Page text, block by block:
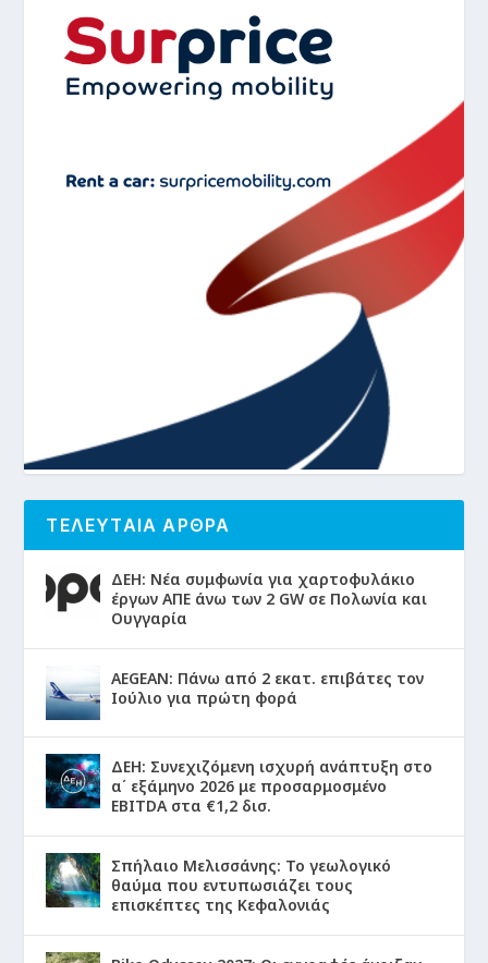
ΤΕΛΕΥΤΑΙΑ ΑΡΘΡΑ
ΔΕΗ: Νέα συμφωνία για χαρτοφυλάκιο
έργων ΑΠΕ άνω των 2 GW σε Πολωνία και
Ουγγαρία
AEGEAN: Πάνω από 2 εκατ. επιβάτες τον
Ιούλιο για πρώτη φορά
ΔΕΗ: Συνεχιζόμενη ισχυρή ανάπτυξη στο
α΄ εξάμηνο 2026 με προσαρμοσμένο
EBITDA στα €1,2 δισ.
Σπήλαιο Μελισσάνης: Το γεωλογικό
θαύμα που εντυπωσιάζει τους
επισκέπτες της Κεφαλονιάς